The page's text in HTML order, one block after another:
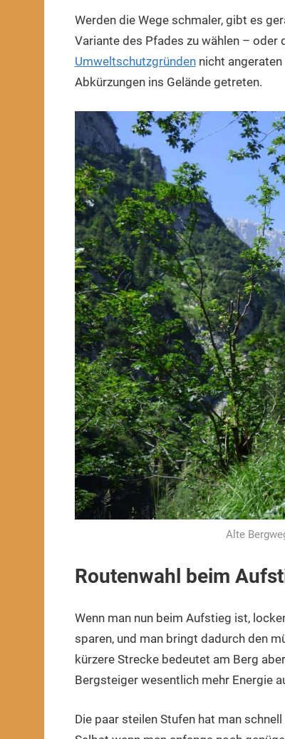
Werden die Wege schmaler, gibt es
Variante des Pfades zu wählen – oder
Umweltschutzgründennicht angeraten
Abkürzungen ins Gelände getreten.
Alte
Routenwahl beim
Wenn man nun beim Aufstieg ist,
sparen, und man bringt dadurch den
kürzere Strecke bedeutet am Berg
Bergsteiger wesentlich mehr Energie
Die paar steilen Stufen hat man